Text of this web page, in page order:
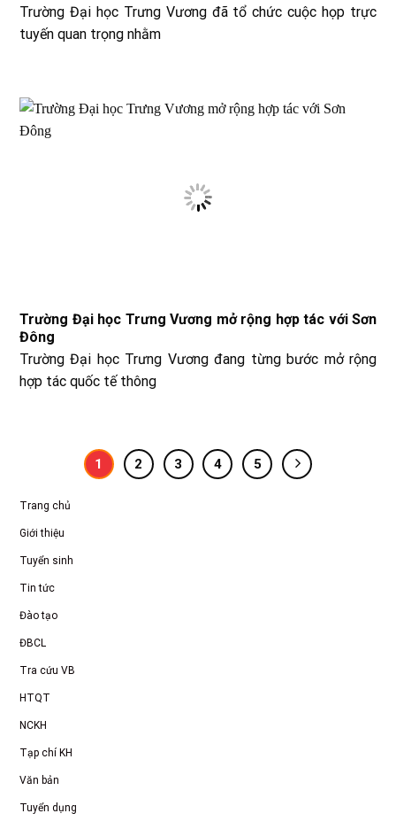
Trường Đại học Trưng Vương đã tổ chức cuộc họp trực
tuyến quan trọng nhằm
Trường Đại học Trưng Vương mở rộng hợp tác với Sơn
Đông
Trường Đại học Trưng Vương đang từng bước mở rộng
hợp tác quốc tế thông
1 2 3 4 5
Trang chủ
Giới thiệu
Tuyển sinh
Tin tức
Đào tạo
ĐBCL
Tra cứu VB
HTQT
NCKH
Tạp chí KH
Văn bản
Tuyển dụng